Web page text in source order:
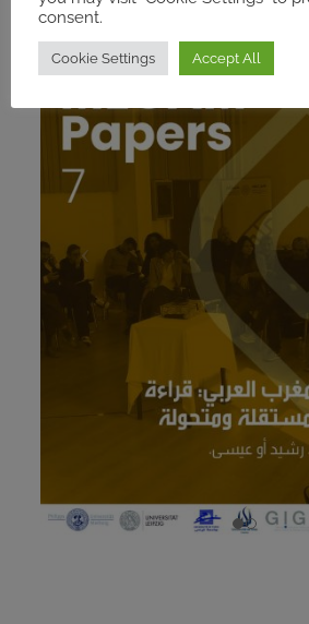
consent.
Cookie Settings Accept All